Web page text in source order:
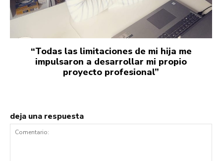
“Todas las limitaciones de mi hija me
impulsaron a desarrollar mi propio
proyecto profesional”
deja una respuesta